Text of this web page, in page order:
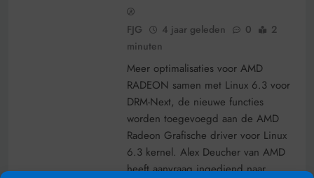
FJG 4 jaar geleden 0
2
minuten
Meer optimalisaties voor AMD
RADEON samen met Linux 6.3 voor
DRM-Next, de nieuwe functies
worden toegevoegd aan de AMD
Radeon Grafische driver voor Linux
6.3 kernel. Alex Deucher van AMD
heeft aanvraag ingediend naar